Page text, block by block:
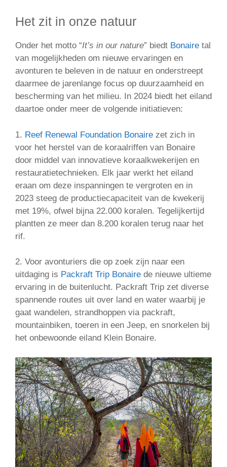
Het zit in onze natuur
Onder het motto “It’s in our nature” biedt Bonaire tal
van mogelijkheden om nieuwe ervaringen en
avonturen te beleven in de natuur en onderstreept
daarmee de jarenlange focus op duurzaamheid en
bescherming van het milieu. In 2024 biedt het eiland
daartoe onder meer de volgende initiatieven:
1. Reef Renewal Foundation Bonaire zet zich in
voor het herstel van de koraalriffen van Bonaire
door middel van innovatieve koraalkwekerijen en
restauratietechnieken. Elk jaar werkt het eiland
eraan om deze inspanningen te vergroten en in
2023 steeg de productiecapaciteit van de kwekerij
met 19%, ofwel bijna 22.000 koralen. Tegelijkertijd
plantten ze meer dan 8.200 koralen terug naar het
rif.
2. Voor avonturiers die op zoek zijn naar een
uitdaging is Packraft Trip Bonaire de nieuwe ultieme
ervaring in de buitenlucht. Packraft Trip zet diverse
spannende routes uit over land en water waarbij je
gaat wandelen, strandhoppen via packraft,
mountainbiken, toeren in een Jeep, en snorkelen bij
het onbewoonde eiland Klein Bonaire.